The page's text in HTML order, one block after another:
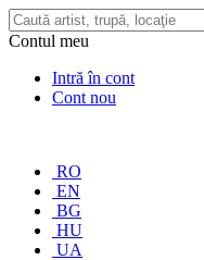
Contul meu
Intră în cont
Cont nou
RO
EN
BG
HU
UA